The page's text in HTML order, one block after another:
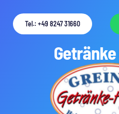
Tel.: +49 8247 31660
Getränke